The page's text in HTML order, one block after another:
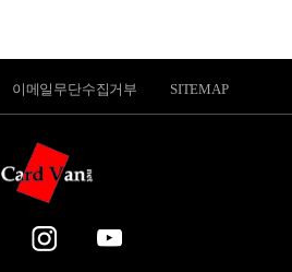
이메일무단수집거부 SITEMAP